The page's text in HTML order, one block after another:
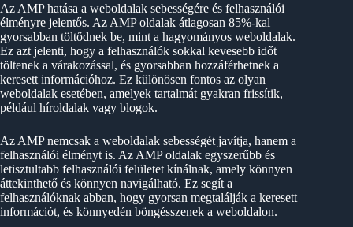
Az AMP hatása a weboldalak sebességére és felhasználói
élményre jelentős. Az AMP oldalak átlagosan 85%-kal
gyorsabban töltődnek be, mint a hagyományos weboldalak.
Ez azt jelenti, hogy a felhasználók sokkal kevesebb időt
töltenek a várakozással, és gyorsabban hozzáférhetnek a
keresett információhoz. Ez különösen fontos az olyan
weboldalak esetében, amelyek tartalmát gyakran frissítik,
például híroldalak vagy blogok.
Az AMP nemcsak a weboldalak sebességét javítja, hanem a
felhasználói élményt is. Az AMP oldalak egyszerűbb és
letisztultabb felhasználói felületet kínálnak, amely könnyen
áttekinthető és könnyen navigálható. Ez segít a
felhasználóknak abban, hogy gyorsan megtalálják a keresett
információt, és könnyedén böngésszenek a weboldalon.